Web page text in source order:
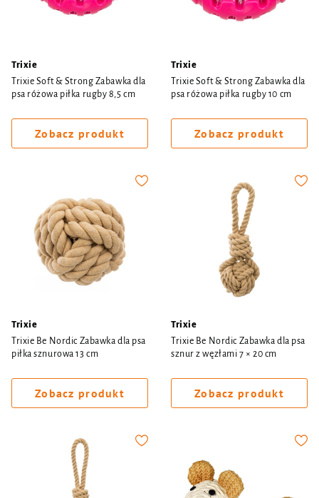
Trixie
Trixie Soft & Strong Zabawka dla
psa różowa piłka rugby 8,5 cm
Zobacz produkt
Trixie
Trixie Soft & Strong Zabawka dla
psa różowa piłka rugby 10 cm
Zobacz produkt
Trixie
Trixie Be Nordic Zabawka dla psa
piłka sznurowa 13 cm
Zobacz produkt
Trixie
Trixie Be Nordic Zabawka dla psa
sznur z węzłami 7 × 20 cm
Zobacz produkt